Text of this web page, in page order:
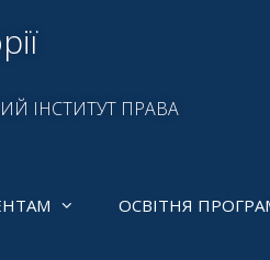
ІНСТИТУТ ПРАВА
ОСВІТНЯ